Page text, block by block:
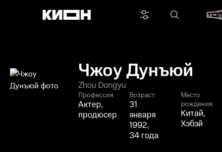
Чжоу Дунъюй
Zhou Dongyu
Профессия
Актер,
продюсер
Возраст
31
января
1992,
34 года
Место
рождения
Китай,
Хэбэй